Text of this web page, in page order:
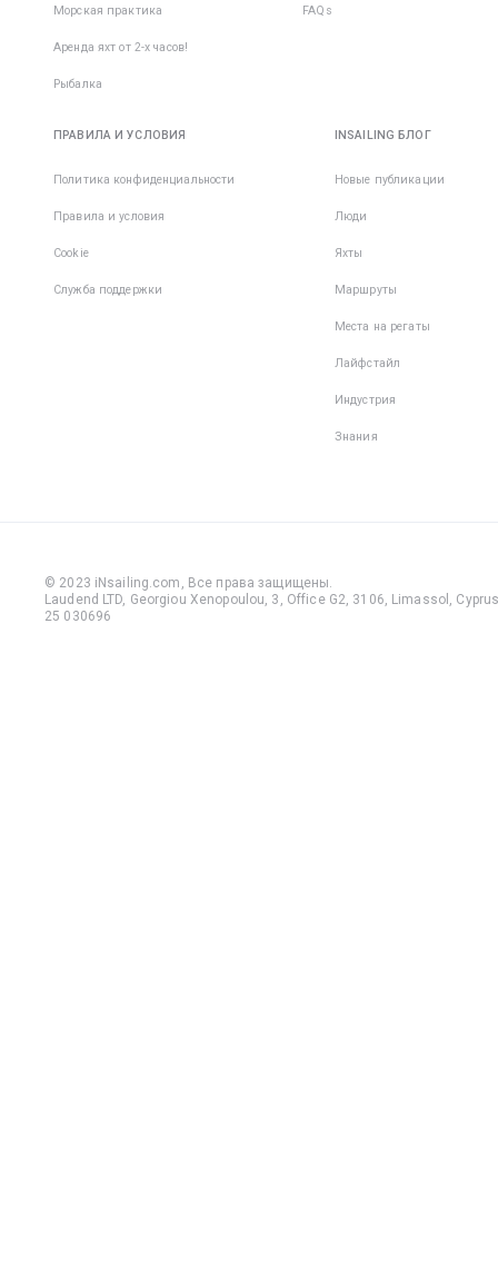
Морская практика
Аренда яхт от 2-х часов!
Рыбалка
FAQs
ПРАВИЛА И УСЛОВИЯ
Политика конфиденциальности
Правила и условия
Cookie
Служба поддержки
INSAILING БЛОГ
Новые публикации
Люди
Яхты
Маршруты
Места на регаты
Лайфстайл
Индустрия
Знания
© 2023 iNsailing.com, Все права защищены.
Laudend LTD, Georgiou Xenopoulou, 3, Office G2, 3106, Limassol,
25 030696